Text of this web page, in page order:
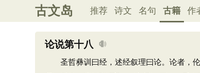
古文岛 推荐 诗文 名句 古籍 作
论说第十八
圣哲彝训曰经，述经叙理曰论。论者，伦